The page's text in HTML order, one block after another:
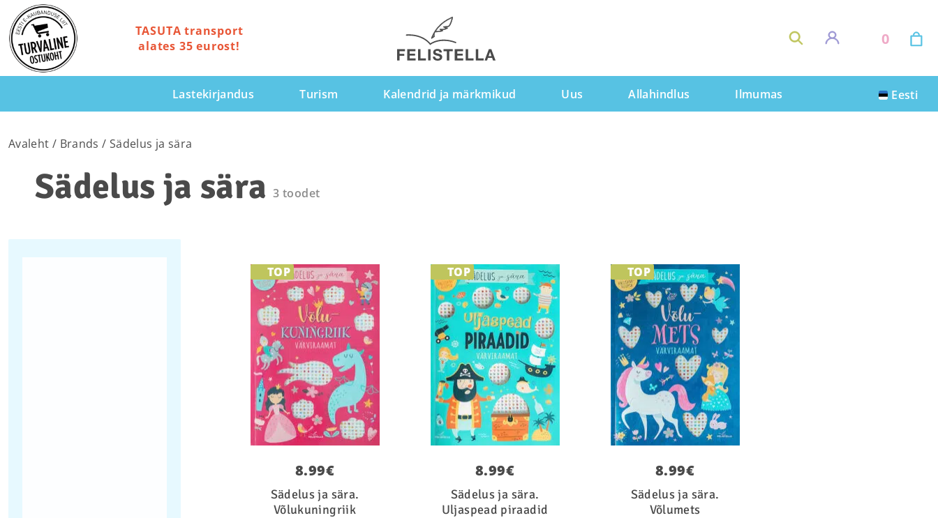
TASUTA transport
alates 35 eurost!
0
Lastekirjandus Turism Kalendrid ja märkmikud Uus Allahindlus Ilmumas Eesti
Avaleht / Brands / Sädelus ja sära
Sädelus ja sära 3 toodet
TOP
8.99€
Sädelus ja sära.
Võlukuningriik
Lisa ostukorvi TOP
8.99€
Sädelus ja sära.
Uljaspead piraadid
Lisa ostukorvi TOP
8.99€
Sädelus ja sära.
Võlumets
Lisa ostukorvi